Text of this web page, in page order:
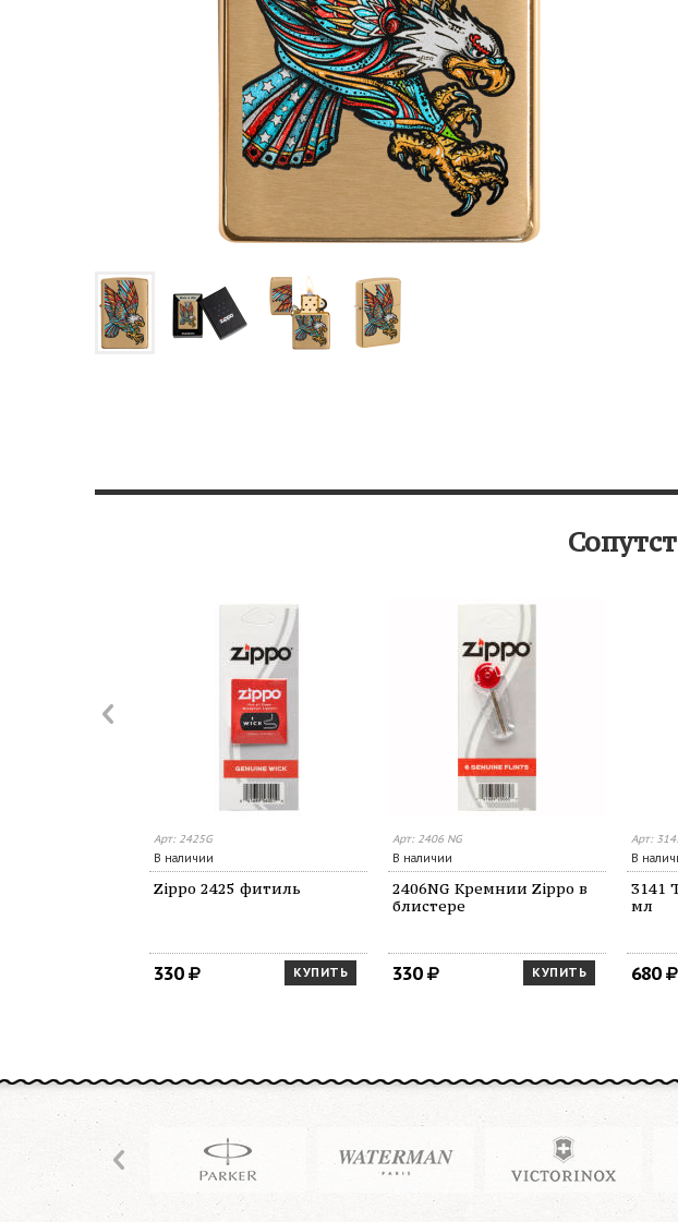
Арт: 2425G
В наличии
Zippo 2425 фитиль
330 КУПИТЬ
Арт: 2406 NG
В наличии
2406NG Кремнии Zippo в
блистере
330 КУПИТЬ
Арт:
В
3141
мл
680